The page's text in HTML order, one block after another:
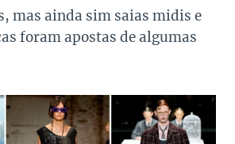
mas ainda sim saias midis e
foram apostas de algumas